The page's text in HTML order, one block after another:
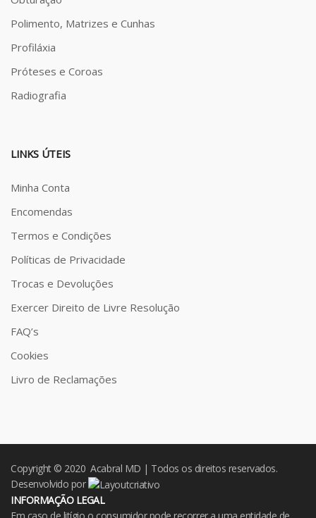
Polimento, Matrizes e Cunhas
Profiláxia
Próteses e Coroas
Radiografia
LINKS ÚTEIS
Minha Conta
Encomendas
Termos e Condições
Políticas de Privacidade
Trocas e Devoluções
Exercer Direito de Livre Resolução
FAQ’s
Cookies
Livro de Reclamações
Copyright © 2020 Acabral MD | Todos os direitos reservados.
Desenvolvido por
INFORMAÇÃO LEGAL